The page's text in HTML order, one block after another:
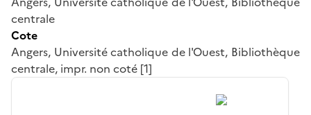
centrale
Cote
Angers, Université catholique de l'Ouest, Bibliothèque
centrale, impr. non coté [1]